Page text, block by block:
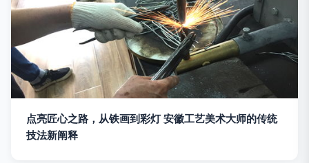
点亮匠心之路，从铁画到彩灯 安徽工艺美术大师的传统
技法新阐释